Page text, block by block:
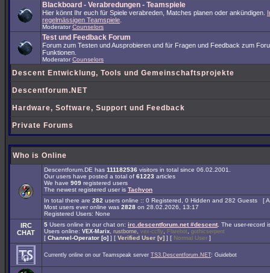
Blackboard - Verabredungen - Teamspiele
Hier könnt Ihr euch für Spiele verabreden, Matches planen oder ankündigen.
regelmässigen Teamspiele
Moderator Counselors
Test und Feedback Forum
Forum zum Testen und Ausprobieren und für Fragen und Feedback zum
Funktionen.
Moderator Counselors
Descent Entwicklung, Tools und Gemeinschaftsprojekte
Descentforum.NET
Hardware, Software, Support und Feedback
Private Forums
Who is Online
Descentforum.DE has 111182536 visitors in total since 06.02.2001.
Our users have posted a total of 61223 articles
We have 909 registered users
The newest registered user is Tachyon
In total there are 282 users online :: 0 Registered, 0 Hidden and 282 Guests [
Most users ever online was 2828 on 28.02.2026, 13:17
Registered Users: None
IRC
CHAT
5 Users online in our chat on: irc.descentforum.net #descent. The user-record
Users online: VEX-Marix rustborne vex-ccfly Flarebot gothicserpent
[ Channel-Operator [o] ] [ Verified User [v] ] [ Normal User ]
Currently online on our Teamspeak server TS3.Descentforum.NET: Guidebot